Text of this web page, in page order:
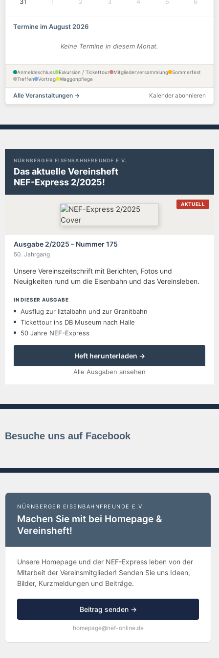
Termine im August 2026
Keine Termine in diesem Monat.
Anmeldeschluss Exkursion / Tickettour Mitgliederversammlung
Sommerfest
Treffen
Vortrag Waggonpflege
Alle Veranstaltungen → Kalender abonnieren
NÜRNBERGER EISENBAHNFREUNDE E.V.
Das aktuelle Vereinsheft
NEF-Express 2/2025!
AKTUELL
Ausgabe 2/2025 – Nummer 175
50. Jahrgang
Unsere Vereinszeitschrift mit Berichten, Fotos und
Neuigkeiten rund um die Eisenbahn und das Vereinsleben.
IN DIESER AUSGABE
Ausflug zur Ilztalbahn und zur Granitbahn
Tickettour ins DB Museum nach Halle
50 Jahre NEF-Express
Heft herunterladen →
Alle Ausgaben ansehen
Besuche uns auf Facebook
NÜRNBERGER EISENBAHNFREUNDE E.V.
Machen Sie mit bei Homepage &
Vereinsheft!
Unsere Homepage und der NEF-Express leben von der
Mitarbeit der Vereinsmitglieder! Senden Sie uns Ideen,
Bilder, Kurzmeldungen und Beiträge.
Beitrag senden →
homepage@nef-online.de